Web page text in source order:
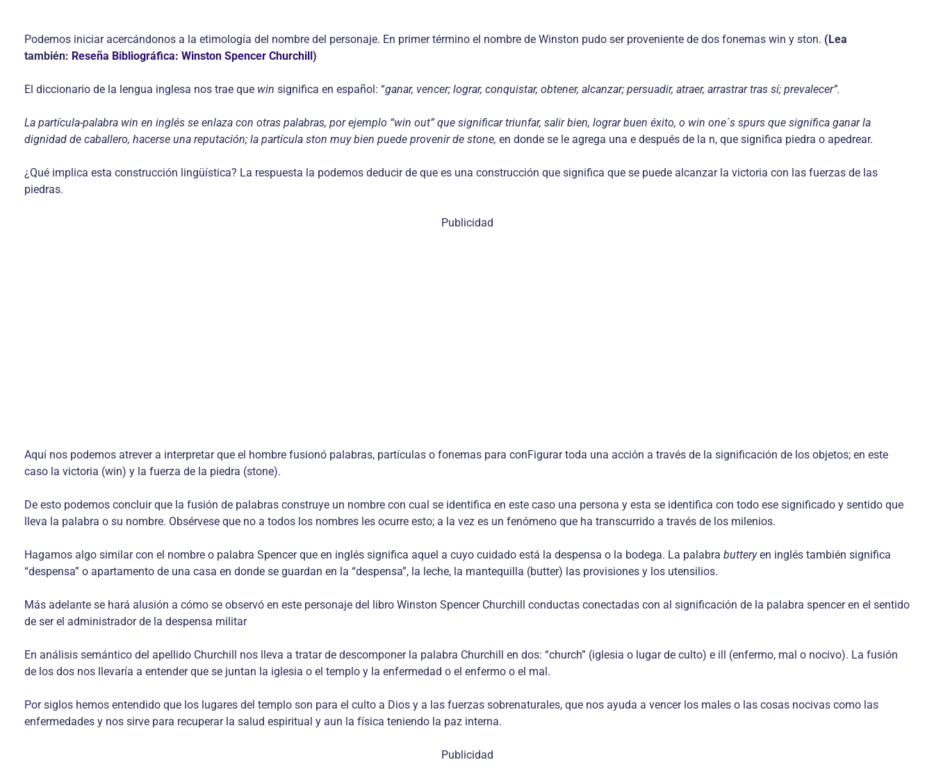
Podemos iniciar acercándonos a la etimología del nombre del personaje. En primer término el nombre de Winston pudo ser proveniente de dos fonemas win y ston. (Lea
también: Reseña Bibliográfica: Winston Spencer Churchill)
El diccionario de la lengua inglesa nos trae que win significa en español: “ganar, vencer; lograr, conquistar, obtener, alcanzar; persuadir, atraer, arrastrar tras sí; prevalecer”.
La partícula-palabra win en inglés se enlaza con otras palabras, por ejemplo “win out” que significar triunfar, salir bien, lograr buen éxito, o win one´s spurs que significa ganar la
dignidad de caballero, hacerse una reputación; la partícula ston muy bien puede provenir de stone, en donde se le agrega una e después de la n, que significa piedra o apedrear.
¿Qué implica esta construcción lingüística? La respuesta la podemos deducir de que es una construcción que significa que se puede alcanzar la victoria con las fuerzas de las
piedras.
Publicidad
Aquí nos podemos atrever a interpretar que el hombre fusionó palabras, partículas o fonemas para conFigurar toda una acción a través de la significación de los objetos; en este
caso la victoria (win) y la fuerza de la piedra (stone).
De esto podemos concluir que la fusión de palabras construye un nombre con cual se identifica en este caso una persona y esta se identifica con todo ese significado y sentido que
lleva la palabra o su nombre. Obsérvese que no a todos los nombres les ocurre esto; a la vez es un fenómeno que ha transcurrido a través de los milenios.
Hagamos algo similar con el nombre o palabra Spencer que en inglés significa aquel a cuyo cuidado está la despensa o la bodega. La palabra butteryen inglés también significa
“despensa” o apartamento de una casa en donde se guardan en la “despensa”, la leche, la mantequilla (butter) las provisiones y los utensilios.
Más adelante se hará alusión a cómo se observó en este personaje del libro Winston Spencer Churchill conductas conectadas con al significación de la palabra spencer en el sentido
de ser el administrador de la despensa militar
En análisis semántico del apellido Churchill nos lleva a tratar de descomponer la palabra Churchill en dos: “church” (iglesia o lugar de culto) e ill (enfermo, mal o nocivo). La fusión
de los dos nos llevaría a entender que se juntan la iglesia o el templo y la enfermedad o el enfermo o el mal.
Por siglos hemos entendido que los lugares del templo son para el culto a Dios y a las fuerzas sobrenaturales, que nos ayuda a vencer los males o las cosas nocivas como las
enfermedades y nos sirve para recuperar la salud espiritual y aun la física teniendo la paz interna.
Publicidad